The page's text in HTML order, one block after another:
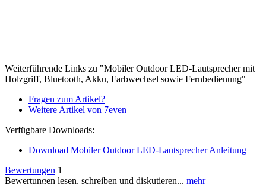
Weiterführende Links zu "Mobiler Outdoor LED-Lautsprecher mit
Holzgriff, Bluetooth, Akku, Farbwechsel sowie Fernbedienung"
Fragen zum Artikel?
Weitere Artikel von 7even
Verfügbare Downloads:
Download Mobiler Outdoor LED-Lautsprecher Anleitung
Bewertungen 1
Bewertungen lesen, schreiben und diskutieren... mehr